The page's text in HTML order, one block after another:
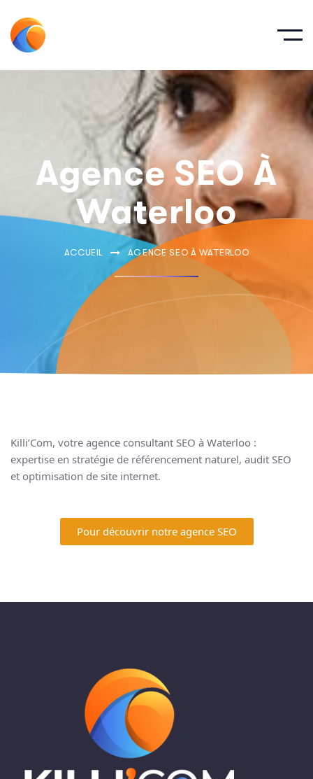
Agence SEO À
Waterloo
ACCUEIL AGENCE SEO À WATERLOO
Killi’Com, votre agence consultant SEO à Waterloo :
expertise en stratégie de référencement naturel, audit SEO
et optimisation de site internet.
Pour découvrir notre agence SEO